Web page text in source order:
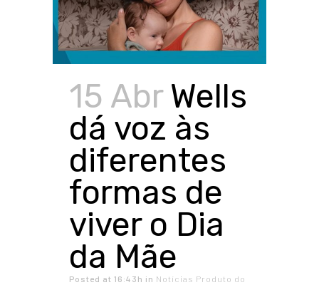
15 Abr Wells
dá voz às
diferentes
formas de
viver o Dia
da Mãe
Posted at 16:43h in Notícias Produto do